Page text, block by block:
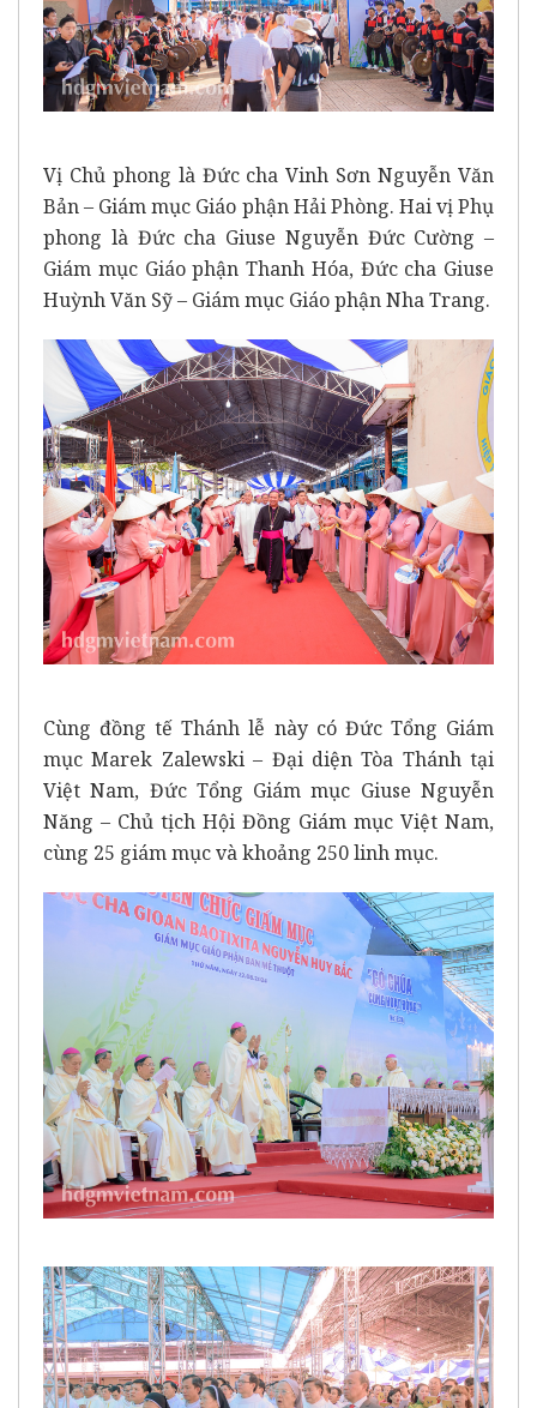
Vị Chủ phong là Đức cha Vinh Sơn Nguyễn Văn
Bản – Giám mục Giáo phận Hải Phòng. Hai vị Phụ
phong là Đức cha Giuse Nguyễn Đức Cường –
Giám mục Giáo phận Thanh Hóa, Đức cha Giuse
Huỳnh Văn Sỹ – Giám mục Giáo phận Nha Trang.
Cùng đồng tế Thánh lễ này có Đức Tổng Giám
mục Marek Zalewski – Đại diện Tòa Thánh tại
Việt Nam, Đức Tổng Giám mục Giuse Nguyễn
Năng – Chủ tịch Hội Đồng Giám mục Việt Nam,
cùng 25 giám mục và khoảng 250 linh mục.